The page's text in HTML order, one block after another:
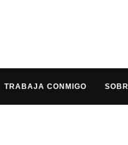
TRABAJA CONMIGO